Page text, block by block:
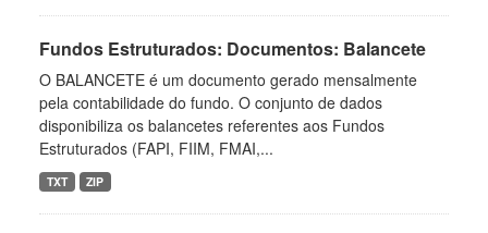
Fundos Estruturados: Documentos: Balancete
O BALANCETE é um documento gerado mensalmente
pela contabilidade do fundo. O conjunto de dados
disponibiliza os balancetes referentes aos Fundos
Estruturados (FAPI, FIIM, FMAI,...
TXT ZIP